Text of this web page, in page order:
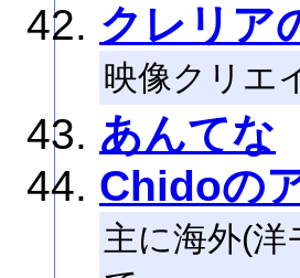
クレリ
映像クリエ
あんてな
Chidoの
主に海外(洋